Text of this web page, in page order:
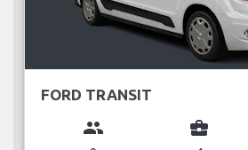
FORD TRANSIT
group business_center